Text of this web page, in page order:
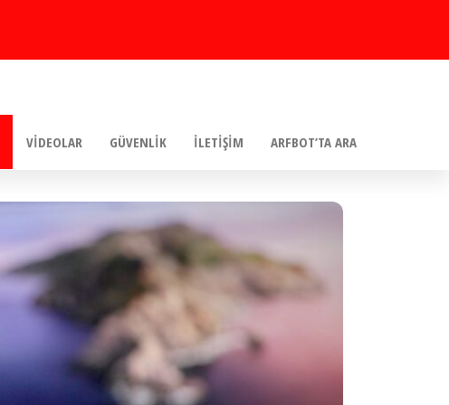
VIDEOLAR GÜVENLIK İLETIŞIM ARFBOT’TA ARA